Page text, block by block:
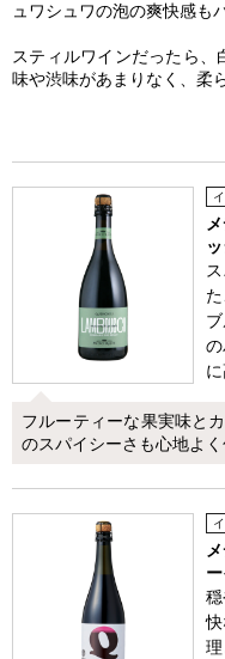
ュワシュワの泡の爽快感も
スティルワインだったら
味や渋味があまりなく、柔
フルーティーな果実味と
のスパイシーさも心地よく